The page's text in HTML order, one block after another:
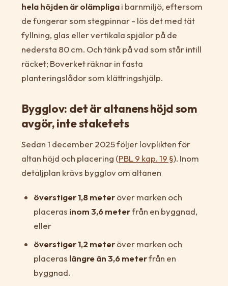
hela höjden är olämpligai barnmiljö, eftersom
de fungerar som stegpinnar - lös det med tät
fyllning, glas eller vertikala spjälor på de
nedersta 80 cm. Och tänk på vad som står intill
räcket; Boverket räknar in fasta
planteringslådor som klättringshjälp.
Bygglov: det är altanens höjd som
avgör, inte staketets
Sedan 1 december 2025 följer lovplikten för
altan höjd och placering (PBL 9 kap. 19 §). Inom
detaljplan krävs bygglov om altanen
överstiger 1,8 meteröver marken och
placeras inom 3,6 meterfrån en byggnad,
eller
överstiger 1,2 meteröver marken och
placeras längre än 3,6 meterfrån en
byggnad.